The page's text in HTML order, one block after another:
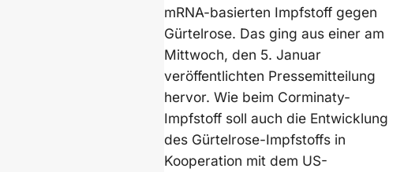
mRNA-basierten Impfstoff gegen
Gürtelrose. Das ging aus einer am
Mittwoch, den 5. Januar
veröffentlichten Pressemitteilung
hervor. Wie beim Corminaty-
Impfstoff soll auch die Entwicklung
des Gürtelrose-Impfstoffs in
Kooperation mit dem US-